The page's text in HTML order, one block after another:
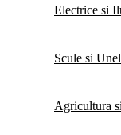
Electrice si
Scule si
Agricultura